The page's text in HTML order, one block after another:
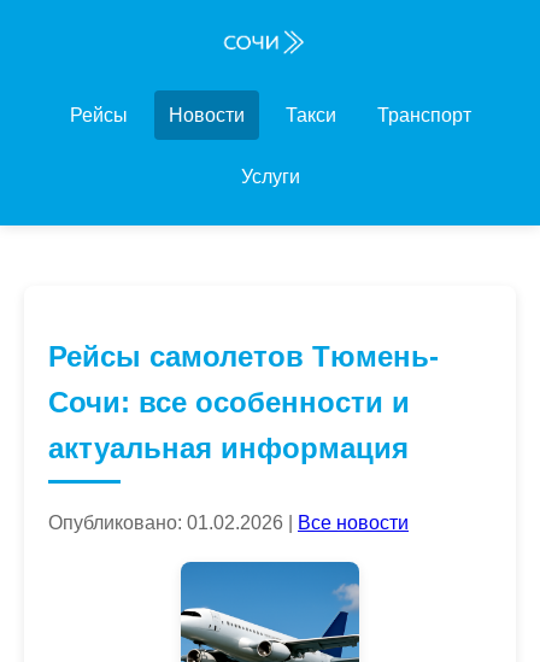
Рейсы Новости Такси Транспорт
Услуги
Рейсы самолетов Тюмень-
Сочи: все особенности и
актуальная информация
Опубликовано: 01.02.2026 | Все новости